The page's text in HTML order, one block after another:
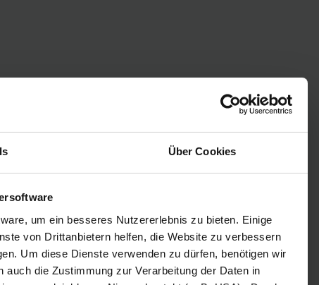
Über Cookies
um ein besseres Nutzererlebnis zu bieten. Einige
von Drittanbietern helfen, die Website zu verbessern
Um diese Dienste verwenden zu dürfen, benötigen wir
die Zustimmung zur Verarbeitung der Daten in